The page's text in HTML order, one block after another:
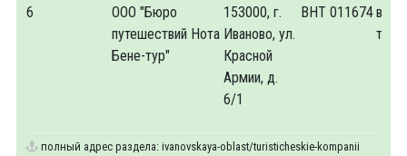
6
ООО "Бюро
путешествий Нота
Бене-тур"
153000, г.
Иваново, ул.
Красной
Армии, д.
6/1
ВНТ 011674
полный адрес раздела: ivanovskaya-oblast/turisticheskie-kompanii